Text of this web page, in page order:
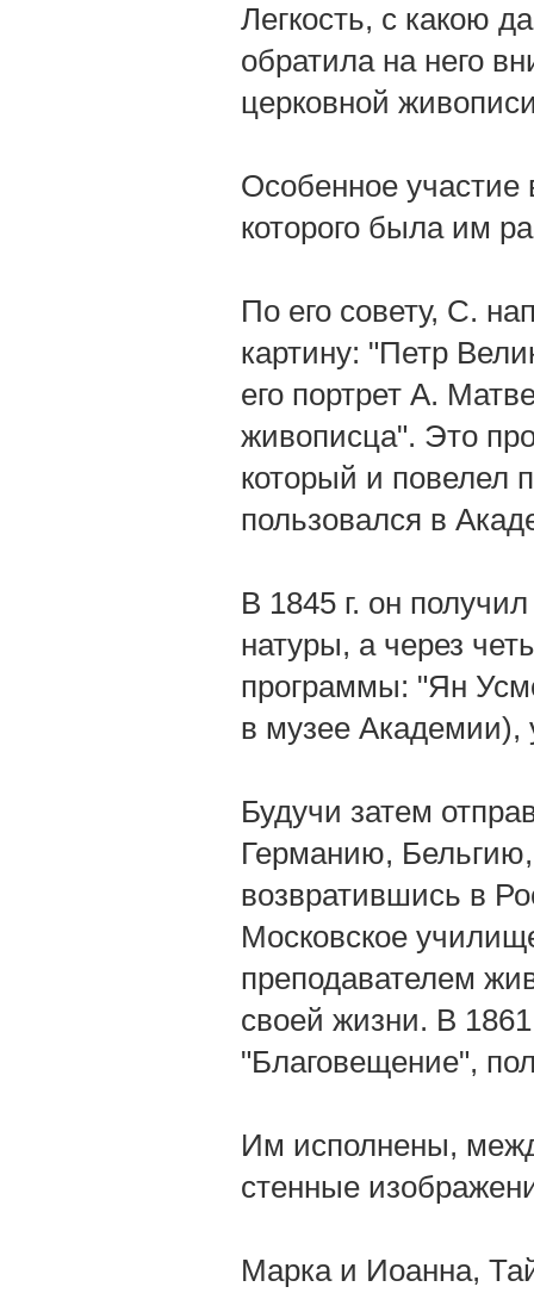
Легкость, с какою
обратила на него
церковной
Особенное
которого была им
По его совету, С.
картину: "Петр
его портрет А.
живописца". Это
который и повелел
пользовался в
В 1845 г. он
натуры, а через
программы: "Ян
в музее Академии),
Будучи затем
Германию,
возвратившись в
Московское
преподавателем
своей жизни. В
"Благовещение",
Им исполнены,
стенные
Марка и Иоанна,